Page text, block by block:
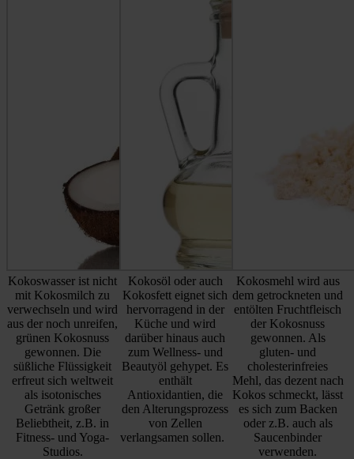
Kokoswasser ist nicht
mit Kokosmilch zu
verwechseln und wird
aus der noch unreifen,
grünen Kokosnuss
gewonnen. Die
süßliche Flüssigkeit
erfreut sich weltweit
als isotonisches
Getränk großer
Beliebtheit, z.B. in
Fitness- und Yoga-
Studios.
Kokosöl oder auch
Kokosfett eignet sich
hervorragend in der
Küche und wird
darüber hinaus auch
zum Wellness- und
Beautyöl gehypet. Es
enthält
Antioxidantien, die
den Alterungsprozess
von Zellen
verlangsamen sollen.
Kokosmehl wird aus
dem getrockneten und
entölten Fruchtfleisch
der Kokosnuss
gewonnen. Als
gluten- und
cholesterinfreies
Mehl, das dezent nach
Kokos schmeckt, lässt
es sich zum Backen
oder z.B. auch als
Saucenbinder
verwenden.